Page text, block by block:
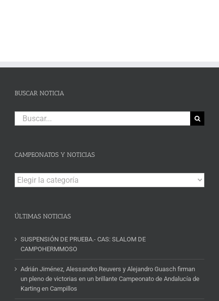
BUSCAR NOTICIA
Buscar:
CAMPEONATOS Y NOTICIAS
Campeonatos
y
ÚLTIMAS NOTICIAS
SUSPENSIÓN DE PRUEBA.- CAS: SLALOM DE
CAMPOHERMMOSO
Adrián Jiménez, Alessandro Reuvers y Alejandro Guasch firman
un pleno de victorias en un brillante Campeonato de Andalucía de
Karting en Campillos